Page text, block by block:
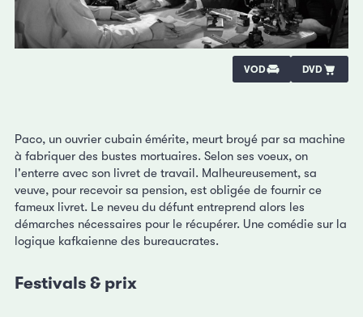
VOD DVD
Paco, un ouvrier cubain émérite, meurt broyé par sa machine
à fabriquer des bustes mortuaires. Selon ses voeux, on
l'enterre avec son livret de travail. Malheureusement, sa
veuve, pour recevoir sa pension, est obligée de fournir ce
fameux livret. Le neveu du défunt entreprend alors les
démarches nécessaires pour le récupérer. Une comédie sur la
logique kafkaienne des bureaucrates.
Festivals & prix